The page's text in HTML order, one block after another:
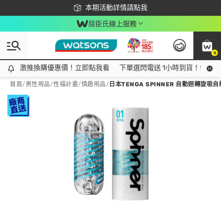
本期活動詳情請點我
下載app最高回饋$350
屈臣氏線上服務
0
激推換購優惠價！立即點我看
激推換購優惠價！立即點我看 下單選閃電送 1小時到貨！領神
首頁/ 男性用品/性福計畫/情趣用品/ 日本TENGA SPINNER 自動迴轉旋吸